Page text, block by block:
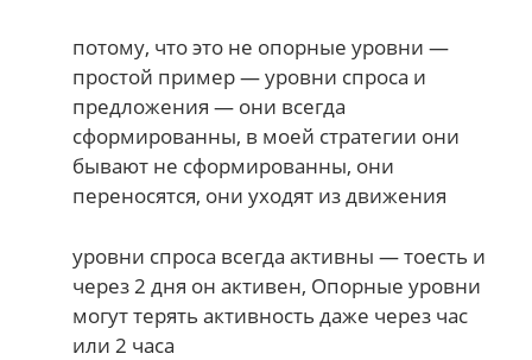
потому, что это не опорные уровни —
простой пример — уровни спроса и
предложения — они всегда
сформированны, в моей стратегии они
бывают не сформированны, они
переносятся, они уходят из движения
уровни спроса всегда активны — тоесть и
через 2 дня он активен, Опорные уровни
могут терять активность даже через час
или 2 часа